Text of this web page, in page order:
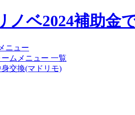
ニュー
ムメニュー 一覧
交換(マドリモ)